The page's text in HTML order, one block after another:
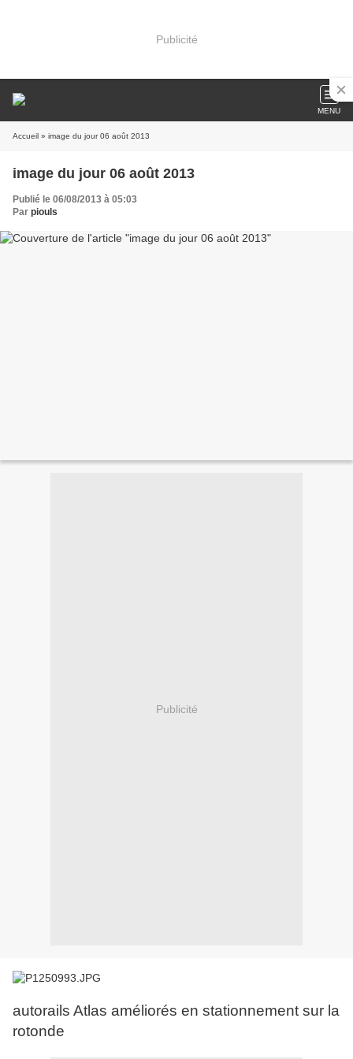
Publicité
MENU
Accueil » image du jour 06 août 2013
image du jour 06 août 2013
Publié le 06/08/2013 à 05:03
Par piouls
Publicité
autorails Atlas améliorés en stationnement sur la
rotonde